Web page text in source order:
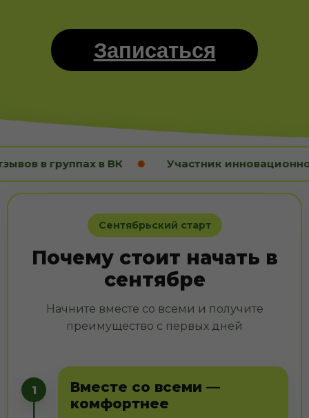
Записаться
в ВК Участник инновационного
Сентябрьский старт
Почему стоит начать в
сентябре
Начните вместе со всеми и получите
преимущество с первых дней
1
Вместе со всеми —
комфортнее